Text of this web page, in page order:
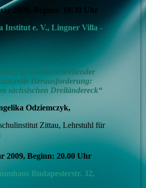
2009, Beginn: 19:30 Uhr
Institut e. V., Lingner Villa -
grenzüberschreitender
Heraus­forderung:
sächsischen Dreiländereck“
Odziemczyk,
Zittau, Lehrstuhl für
2009, Beginn: 20.00 Uhr
Budapesterstr. 32,